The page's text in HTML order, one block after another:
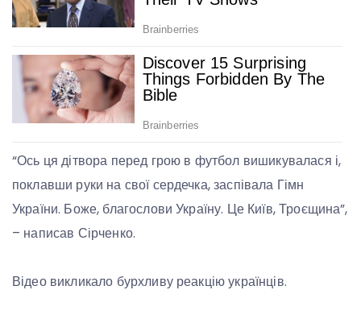
“Ось ця дітвора перед грою в футбол вишикувалася і,
поклавши руки на свої сердечка, заспівала Гімн
України. Боже, благослови Україну. Це Київ, Троєщина”,
– написав Сірченко.
Відео викликало бурхливу реакцію українців.